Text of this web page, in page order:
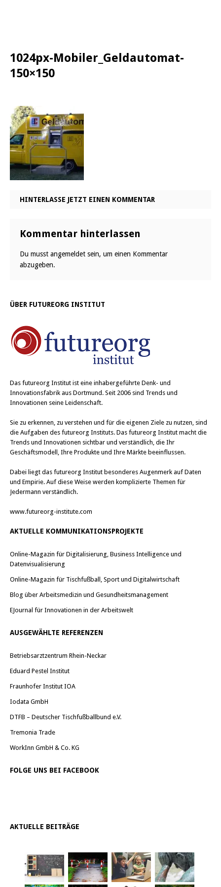
1024px-Mobiler_Geldautomat-
150×150
HINTERLASSE JETZT EINEN KOMMENTAR
Kommentar hinterlassen
Du musst angemeldet sein, um einen Kommentar
abzugeben.
ÜBER FUTUREORG INSTITUT
Das futureorg Institut ist eine inhabergeführte Denk- und
Innovationsfabrik aus Dortmund. Seit 2006 sind Trends und
Innovationen seine Leidenschaft.
Sie zu erkennen, zu verstehen und für die eigenen Ziele zu nutzen, sind
die Aufgaben des futureorg Instituts. Das futureorg Institut macht die
Trends und Innovationen sichtbar und verständlich, die Ihr
Geschäftsmodell, Ihre Produkte und Ihre Märkte beeinflussen.
Dabei liegt das futureorg Institut besonderes Augenmerk auf Daten
und Empirie. Auf diese Weise werden komplizierte Themen für
Jedermann verständlich.
www.futureorg-institute.com
AKTUELLE KOMMUNIKATIONSPROJEKTE
Online-Magazin für Digitalisierung, Business Intelligence und
Datenvisualisierung
Online-Magazin für Tischfußball, Sport und Digitalwirtschaft
Blog über Arbeitsmedizin und Gesundheitsmanagement
EJournal für Innovationen in der Arbeitswelt
AUSGEWÄHLTE REFERENZEN
Betriebsarztzentrum Rhein-Neckar
Eduard Pestel Institut
Fraunhofer Institut IOA
Iodata GmbH
DTFB – Deutscher Tischfußballbund e.V.
Tremonia Trade
WorkInn GmbH & Co. KG
FOLGE UNS BEI FACEBOOK
AKTUELLE BEITRÄGE